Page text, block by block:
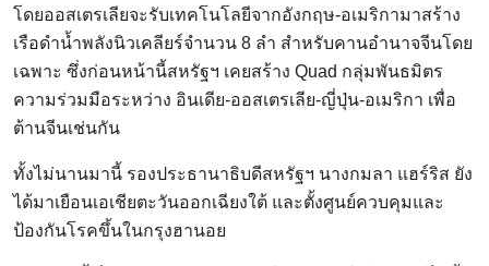
โดยออสเตรเลียจะรับเทคโนโลยีจากอังกฤษ-อเมริกามาสร้าง
เรือดำน้ำพลังนิวเคลียร์จำนวน 8 ลำ สำหรับคานอำนาจจีนโดย
เฉพาะ ซึ่งก่อนหน้านี้สหรัฐฯ เคยสร้าง Quad กลุ่มพันธมิตร
ความร่วมมือระหว่าง อินเดีย-ออสเตรเลีย-ญี่ปุ่น-อเมริกา เพื่อ
ต้านจีนเช่นกัน
ทั้งไม่นานมานี้ รองประธานาธิบดีสหรัฐฯ นางกมลา แฮร์ริส ยัง
ได้มาเยือนเอเชียตะวันออกเฉียงใต้ และตั้งศูนย์ควบคุมและ
ป้องกันโรคขึ้นในกรุงฮานอย